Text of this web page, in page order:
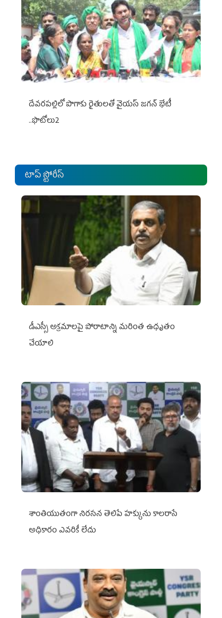
దేవరపల్లిలో పొగాకు రైతులతో వైయస్ జగన్ భేటీ
..ఫొటోలు2
టాప్ స్టోరీస్
డీఎస్సీ అక్రమాలపై పోరాటాన్ని మరింత ఉధృతం
చేయాలి
శాంతియుతంగా నిరసన తెలిపే హక్కును కాలరాసే
అధికారం ఎవరికీ లేదు